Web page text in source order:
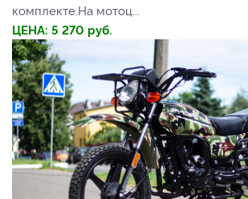
комплекте.На мотоц...
ЦЕНА: 5 270 руб.